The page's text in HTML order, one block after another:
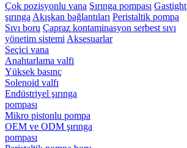
Çok pozisyonlu vana Şırınga pompası Gastight
şırınga Akışkan bağlantıları Peristaltik pompa
Sıvı boru Çapraz kontaminasyon serbest sıvı
yönetim sistemi Aksesuarlar
Seçici vana
Anahtarlama valfi
Yüksek basınç
Solenoid valfı
Endüstriyel şırınga
pompası
Mikro pistonlu pompa
OEM ve ODM şırınga
pompası